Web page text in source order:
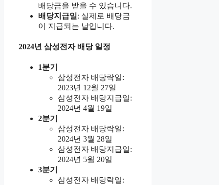
배당금을 받을 수 있습니다.
배당지급일 : 실제로 배당금
이 지급되는 날입니다.
2024년 삼성전자 배당 일정
1분기
삼성전자 배당락일:
2023년 12월 27일
삼성전자 배당지급일:
2024년 4월 19일
2분기
삼성전자 배당락일:
2024년 3월 28일
삼성전자 배당지급일:
2024년 5월 20일
3분기
삼성전자 배당락일: